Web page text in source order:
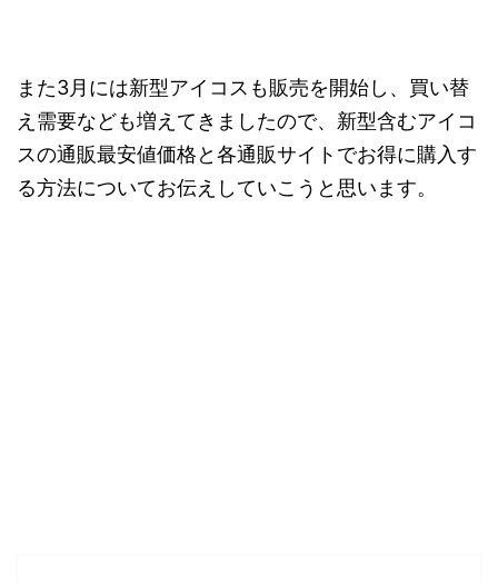
また3月には新型アイコスも販売を開始し、買い替
え需要なども増えてきましたので、新型含むアイコ
スの通販最安値価格と各通販サイトでお得に購入す
る方法についてお伝えしていこうと思います。